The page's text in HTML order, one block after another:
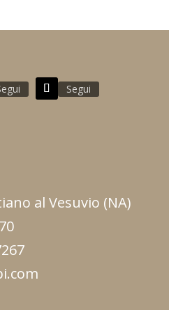
Segui
al Vesuvio (NA)